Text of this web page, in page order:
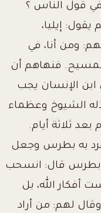
قول الناس ؟
إيليا،
ومن أنا، في
فنهاهم أن
ابن الإنسان يجب
الشيوخ وعظماء
بعد ثلاثة أيام.
به بطرس وجعل
بطرس قال: انسحب
أفكار الله، بل
لهم: من أراد